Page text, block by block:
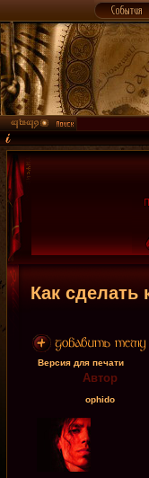
Как сделать
Версия для печати
Автор
ophido